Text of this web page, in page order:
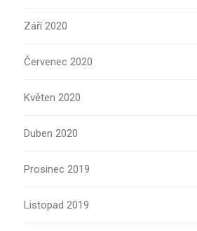
Září 2020
Červenec 2020
Květen 2020
Duben 2020
Prosinec 2019
Listopad 2019